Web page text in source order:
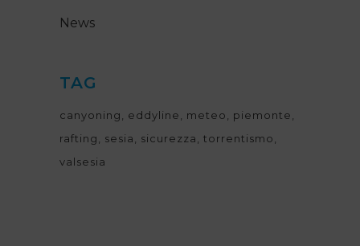
News
TAG
canyoning eddyline meteo
piemonte
rafting
sesia sicurezza
torrentismo
valsesia